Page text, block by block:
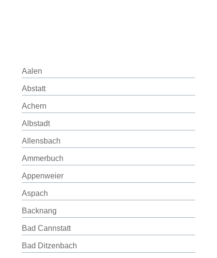
Aalen
Abstatt
Achern
Albstadt
Allensbach
Ammerbuch
Appenweier
Aspach
Backnang
Bad Cannstatt
Bad Ditzenbach